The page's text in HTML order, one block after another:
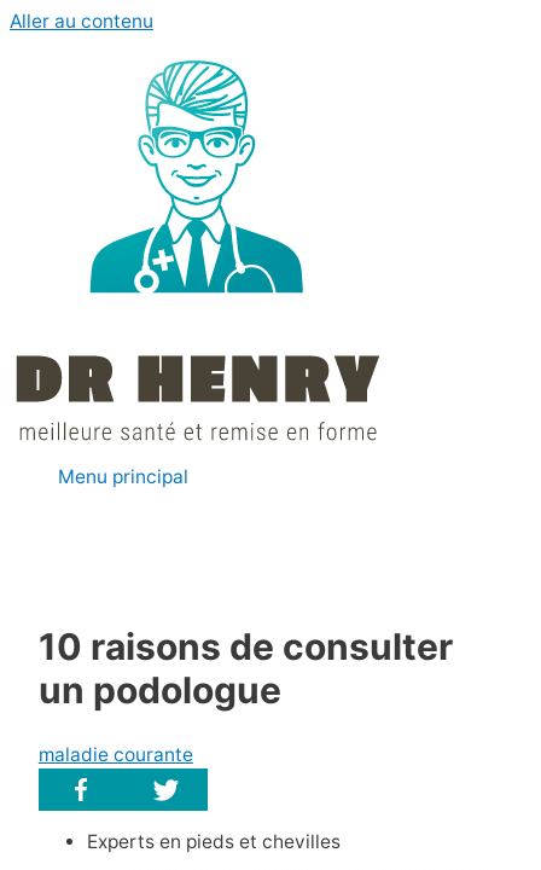
Aller au contenu
Menu principal
10 raisons de consulter
un podologue
maladie courante
Experts en pieds et chevilles